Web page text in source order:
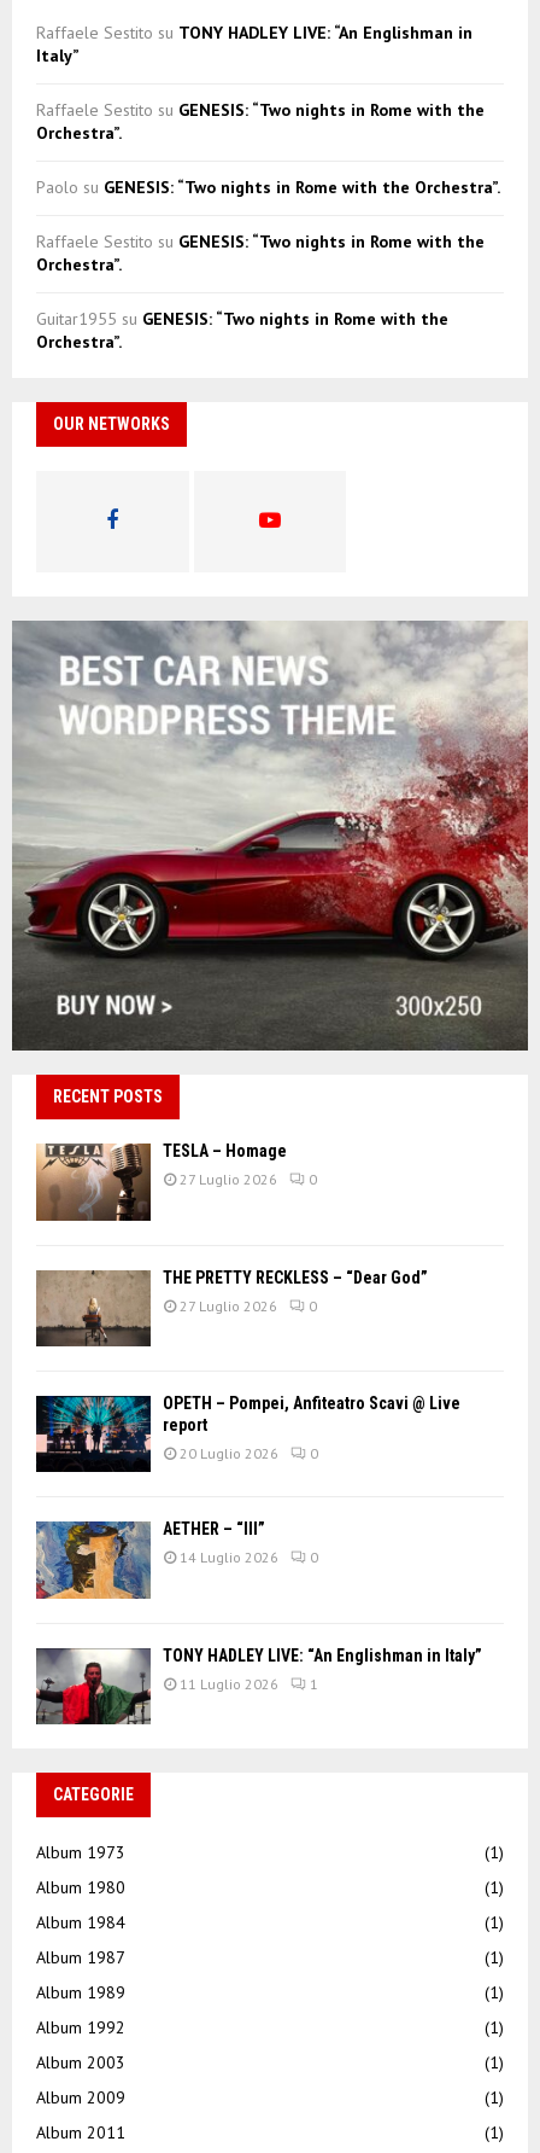
Raffaele Sestito su TONY HADLEY LIVE: “An Englishman in
Italy”
Raffaele Sestito su GENESIS: “Two nights in Rome with the
Orchestra”.
Paolo su GENESIS: “Two nights in Rome with the Orchestra”.
Raffaele Sestito su GENESIS: “Two nights in Rome with the
Orchestra”.
Guitar1955 su GENESIS: “Two nights in Rome with the
Orchestra”.
OUR NETWORKS
RECENT POSTS
TESLA – Homage
27 Luglio 2026 0
THE PRETTY RECKLESS – “Dear God”
27 Luglio 2026 0
OPETH – Pompei, Anfiteatro Scavi @ Live
report
20 Luglio 2026 0
AETHER – “III”
14 Luglio 2026 0
TONY HADLEY LIVE: “An Englishman in Italy”
11 Luglio 2026 1
CATEGORIE
Album 1973
(1)
Album 1980
(1)
Album 1984
(1)
Album 1987
(1)
Album 1989
(1)
Album 1992
(1)
Album 2003
(1)
Album 2009
(1)
Album 2011
(1)